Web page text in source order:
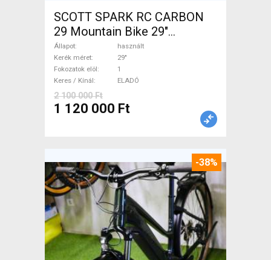
SCOTT SPARK RC CARBON
29 Mountain Bike 29"
össztelós / fully használt
ELADÓ
Állapot
használt
Kerék méret
29"
Fokozatok elöl
1
Keres / Kínál
ELADÓ
2 100 000 Ft
1 120 000 Ft
-38%